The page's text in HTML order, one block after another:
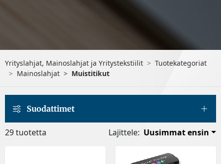
Yrityslahjat, Mainoslahjat ja Yritystekstiilit
Tuotekategoriat
Mainoslahjat
Muistitikut
Suodattimet
29 tuotetta Lajittele: Uusimmat ensin